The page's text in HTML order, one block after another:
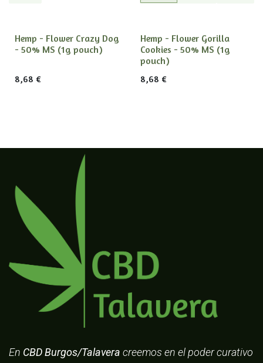
Hemp - Flower Crazy Dog
- 50% MS (1g pouch)
8,68 €
Hemp - Flower Gorilla
Cookies - 50% MS (1g
pouch)
8,68 €
En CBD Burgos/Talavera creemos en el poder curativo